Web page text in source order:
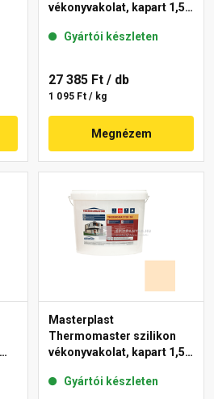
vékonyvakolat, kapart 1,5
Gyártói készleten
27 385 Ft / db
1 095 Ft / kg
Megnézem
Masterplast
Thermomaster szilikon
vékonyvakolat, kapart 1,5
Gyártói készleten